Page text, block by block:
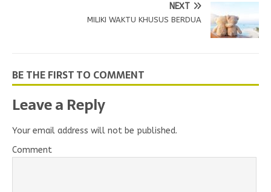
NEXT
MILIKI WAKTU KHUSUS BERDUA
BE THE FIRST TO COMMENT
Leave a Reply
Your email address will not be published.
Comment